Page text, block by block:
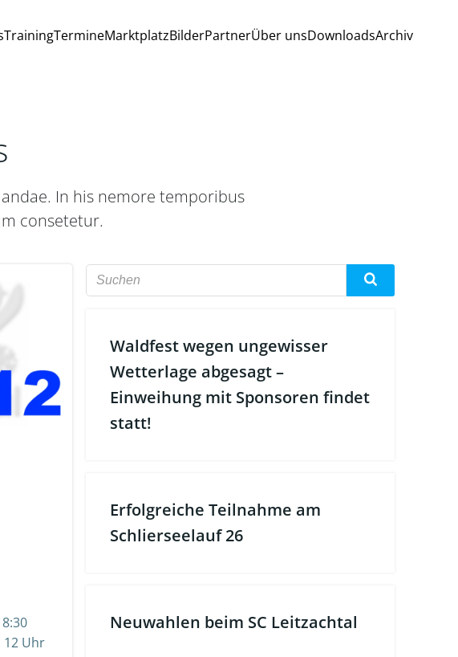
TrainingTermineMarktplatzBilderPartnerÜber unsDownloadsArchiv
In his nemore temporibus
consetetur.
12 Uhr
Waldfest wegen ungewisser
Wetterlage abgesagt –
Einweihung mit Sponsoren findet
statt!
Erfolgreiche Teilnahme am
Schlierseelauf 26
Neuwahlen beim SC Leitzachtal